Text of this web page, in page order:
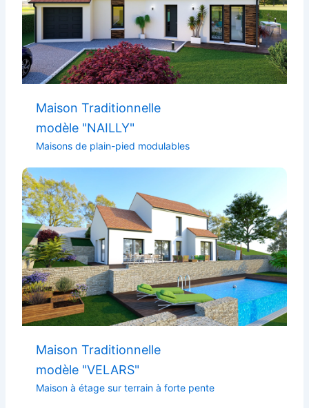
Maison Traditionnelle
modèle "NAILLY"
Maisons de plain-pied modulables
Maison Traditionnelle
modèle "VELARS"
Maison à étage sur terrain à forte pente